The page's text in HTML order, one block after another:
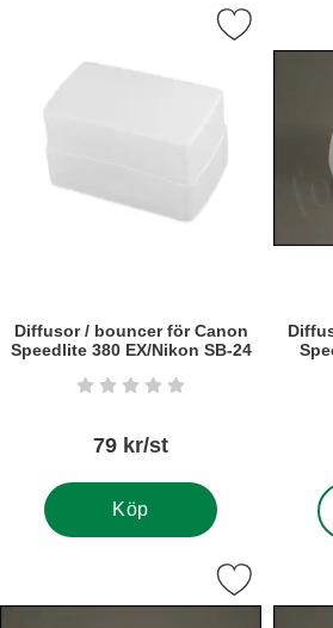
Diffusor / bouncer för Canon
Speedlite 380 EX/Nikon SB-24
Art. nr5882 Betyg: 0 stjärnor av 5
79 kr/st
Köp
/ bouncer för Canon Speedlite
Art.
,
Markera
diffusor / bouncer för Canon
Markera